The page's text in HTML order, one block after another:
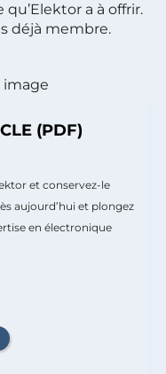
a à offrir.
déjà membre.
(PDF)
et conservez-le
aujourd’hui et plongez
en électronique